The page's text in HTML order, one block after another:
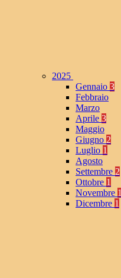
2025
Gennaio 3
Febbraio
Marzo
Aprile 3
Maggio
Giugno 2
Luglio 1
Agosto
Settembre 2
Ottobre 1
Novembre 1
Dicembre 1